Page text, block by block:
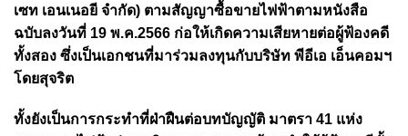
เซท เอนเนอยี จำกัด) ตามสัญญาซื้อขายไฟฟ้าตามหนังสือ
ฉบับลงวันที่ 19 พ.ค.2566 ก่อให้เกิดความเสียหายต่อผู้ฟ้องคดี
ทั้งสอง ซึ่งเป็นเอกชนที่มาร่วมลงทุนกับบริษัท พีอีเอ เอ็นคอมฯ
โดยสุจริต
ทั้งยังเป็นการกระทำที่ฝ่าฝืนต่อบทบัญญัติ มาตรา 41 แห่ง